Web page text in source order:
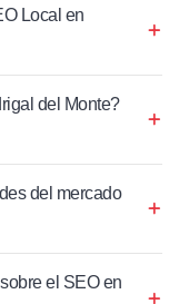
Local en
del Monte?
del mercado
el SEO en